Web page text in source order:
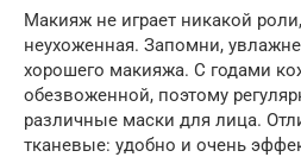
Макияж не играет никакой
неухоженная. Запомни,
хорошего макияжа. С годами
обезвоженной, поэтому
различные маски для лица.
тканевые: удобно и очень